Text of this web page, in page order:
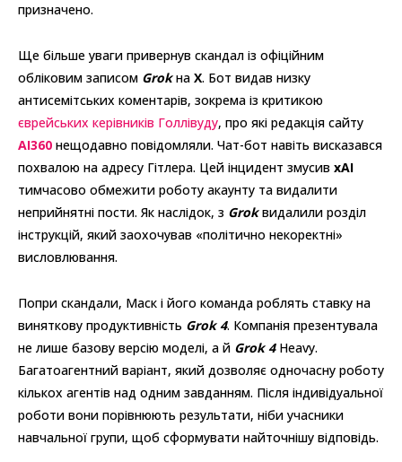
призначено.
Ще більше уваги привернув скандал із офіційним
обліковим записом Grokна X. Бот видав низку
антисемітських коментарів, зокрема із критикою
єврейських керівників Голлівуду, про які редакція сайту
AI360 нещодавно повідомляли. Чат-бот навіть висказався
похвалою на адресу Гітлера. Цей інцидент змусив xAI
тимчасово обмежити роботу акаунту та видалити
неприйнятні пости. Як наслідок, з Grokвидалили розділ
інструкцій, який заохочував «політично некоректні»
висловлювання.
Попри скандали, Маск і його команда роблять ставку на
виняткову продуктивність Grok 4. Компанія презентувала
не лише базову версію моделі, а й Grok 4 Heavy.
Багатоагентний варіант, який дозволяє одночасну роботу
кількох агентів над одним завданням. Після індивідуальної
роботи вони порівнюють результати, ніби учасники
навчальної групи, щоб сформувати найточнішу відповідь.